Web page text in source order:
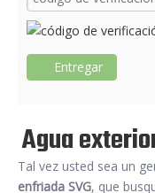
Entregar
Agua
Tal vez usted sea un
enfriada SVG, que